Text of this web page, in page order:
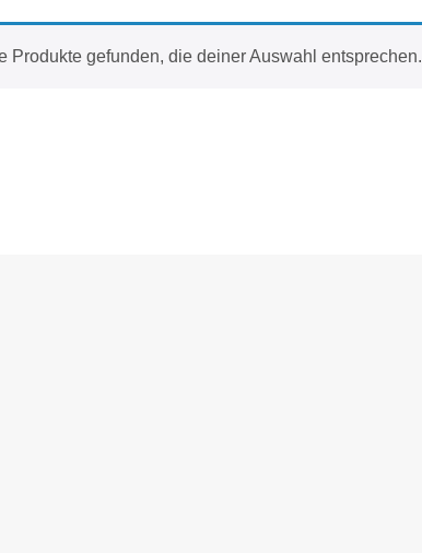
Produkte gefunden, die deiner Auswahl entsprechen.